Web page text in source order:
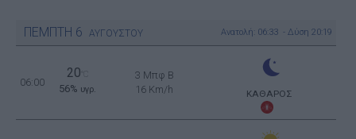
ΠΕΜΠΤΗ 6 ΑΥΓΟΥΣΤΟΥ Ανατολή: 06:33 - Δύση 20:19
06:00
20
56% υγρ.
3 Μπφ B
16 Km/h
ΚΑΘΑΡΟΣ